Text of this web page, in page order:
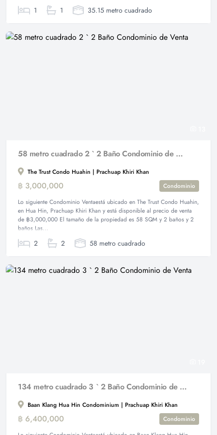
1 1 35.15 metro cuadrado
58 metro cuadrado 2 ` 2 Baño Condominio de Venta
The Trust Condo Huahin | Prachuap Khiri Khan
฿ 3,000,000
Condominio
Lo siguiente Condominio Ventaestá ubicado en The Trust Condo Huahin,
en Hua Hin, Prachuap Khiri Khan y está disponible al precio de venta
de ฿3,000,000 El tamaño de la propiedad es 58 SQM y 2 baños y 2
baños Las...
2 2 58 metro cuadrado
134 metro cuadrado 3 ` 2 Baño Condominio de Venta
Baan Klang Hua Hin Condominium | Prachuap Khiri Khan
฿ 6,400,000
Condominio